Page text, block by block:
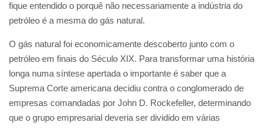
fique entendido o porquê não necessariamente a indústria do
petróleo é a mesma do gás natural.
O gás natural foi economicamente descoberto junto com o
petróleo em finais do Século XIX. Para transformar uma história
longa numa síntese apertada o importante é saber que a
Suprema Corte americana decidiu contra o conglomerado de
empresas comandadas por John D. Rockefeller, determinando
que o grupo empresarial deveria ser dividido em várias